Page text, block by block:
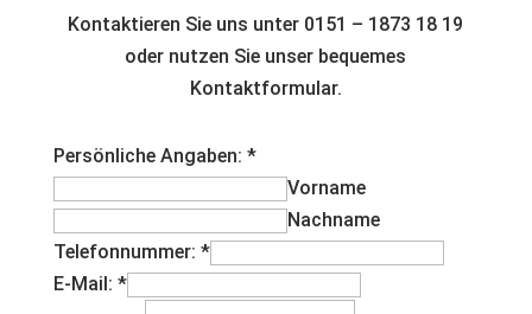
Kontaktieren Sie uns unter 0151 – 1873 18 19
oder nutzen Sie unser bequemes
Kontaktformular.
Persönliche Angaben: *
Vorname
Nachname
Telefonnummer: *
E-Mail: *